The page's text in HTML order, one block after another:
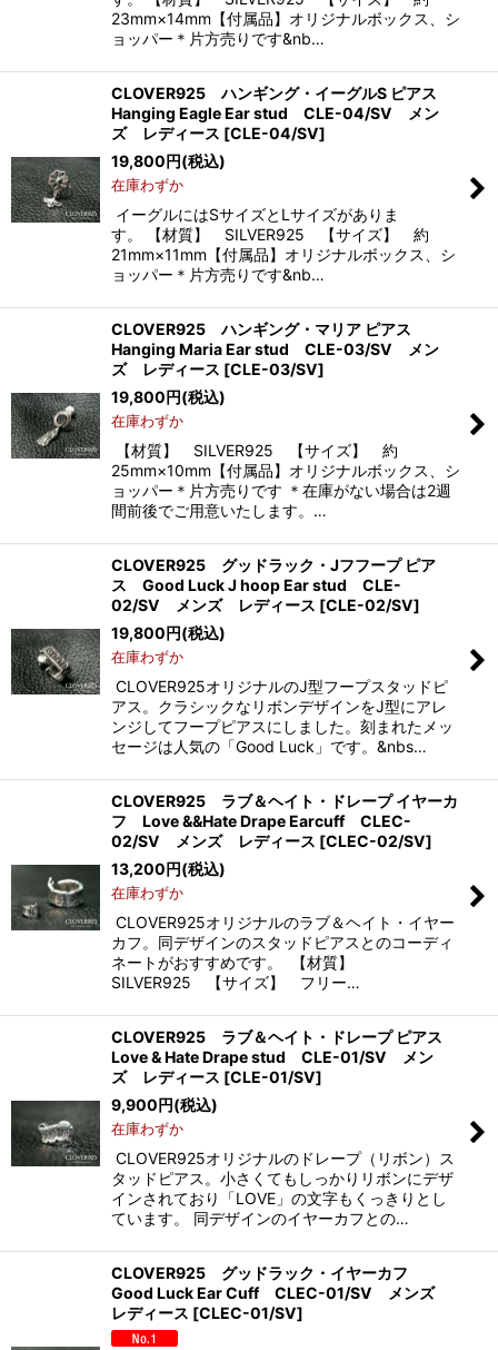
23mm×14mm【付属品】オリジナルボックス、シ
ョッパー＊片方売りです&nb…
CLOVER925 ハンギング・イーグルS ピアス
Hanging Eagle Ear stud CLE-04/SV メン
ズ レディース [CLE-04/SV]
19,800円(税込)
在庫わずか
イーグルにはSサイズとLサイズがありま
す。 【材質】 SILVER925 【サイズ】 約
21mm×11mm【付属品】オリジナルボックス、シ
ョッパー＊片方売りです&nb…
CLOVER925 ハンギング・マリア ピアス
Hanging Maria Ear stud CLE-03/SV メン
ズ レディース [CLE-03/SV]
19,800円(税込)
在庫わずか
【材質】 SILVER925 【サイズ】 約
25mm×10mm【付属品】オリジナルボックス、シ
ョッパー＊片方売りです ＊在庫がない場合は2週
間前後でご用意いたします。…
CLOVER925 グッドラック・Jフフープ ピア
ス Good Luck J hoop Ear stud CLE-
02/SV メンズ レディース [CLE-02/SV]
19,800円(税込)
在庫わずか
CLOVER925オリジナルのJ型フープスタッドピ
アス。クラシックなリボンデザインをJ型にアレ
ンジしてフープピアスにしました。刻まれたメッ
セージは人気の「Good Luck」です。&nbs…
CLOVER925 ラブ＆ヘイト・ドレープ イヤーカ
フ Love &&Hate Drape Earcuff CLEC-
02/SV メンズ レディース [CLEC-02/SV]
13,200円(税込)
在庫わずか
CLOVER925オリジナルのラブ＆ヘイト・イヤー
カフ。同デザインのスタッドピアスとのコーディ
ネートがおすすめです。 【材質】
SILVER925 【サイズ】 フリー…
CLOVER925 ラブ＆ヘイト・ドレープ ピアス
Love & Hate Drape stud CLE-01/SV メン
ズ レディース [CLE-01/SV]
9,900円(税込)
在庫わずか
CLOVER925オリジナルのドレープ（リボン）ス
タッドピアス。小さくてもしっかりリボンにデザ
インされており「LOVE」の文字もくっきりとし
ています。 同デザインのイヤーカフとの…
CLOVER925 グッドラック・イヤーカフ
Good Luck Ear Cuff CLEC-01/SV メンズ
レディース [CLEC-01/SV]